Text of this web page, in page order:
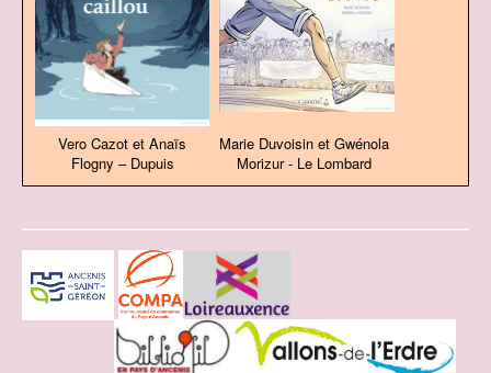
Vero Cazot et Anaïs
Flogny – Dupuis
Marie Duvoisin et Gwénola
Morizur - Le Lombard